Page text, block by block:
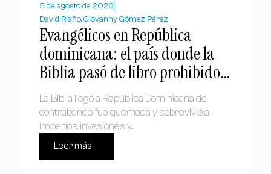
5 de agosto de 2026
David Riaño, Giovanny Gómez Pérez
Evangélicos en República
dominicana: el país donde la
Biblia pasó de libro prohibido a
símbolo nacional
La Biblia llegó a República Dominicana de
contrabando, fue quemada y sobrevivió a
imperios, invasiones y...
Leer más